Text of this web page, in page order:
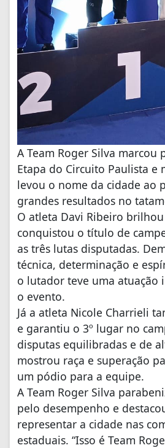
A Team Roger Silva marcou
Etapa do Circuito Paulista e
levou o nome da cidade ao
grandes resultados no
O atleta Davi Ribeiro
conquistou o título de
as três lutas disputadas.
técnica, determinação e
o lutador teve uma atuação
o evento.
Já a atleta Nicole Charrieli
e garantiu o 3º lugar no
disputas equilibradas e de
mostrou raça e superação
um pódio para a equipe.
A Team Roger Silva
pelo desempenho e
representar a cidade nas
estaduais. “Isso é Team